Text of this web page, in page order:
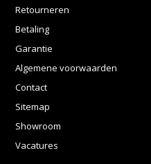
Retourneren
Betaling
Garantie
Algemene voorwaarden
Contact
Sitemap
Showroom
Vacatures